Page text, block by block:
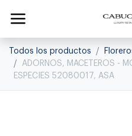
Todos los productos
ADORNOS, MACETEROS -
ESPECIES 52080017, ASA